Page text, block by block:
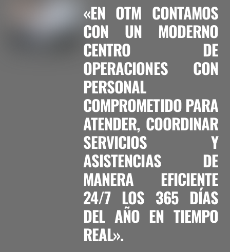
«EN OTM CONTAMOS
CON UN MODERNO
CENTRO DE
OPERACIONES CON
PERSONAL
COMPROMETIDO PARA
ATENDER, COORDINAR
SERVICIOS Y
ASISTENCIAS DE
MANERA EFICIENTE
24/7 LOS 365 DÍAS
DEL AÑO EN TIEMPO
REAL».